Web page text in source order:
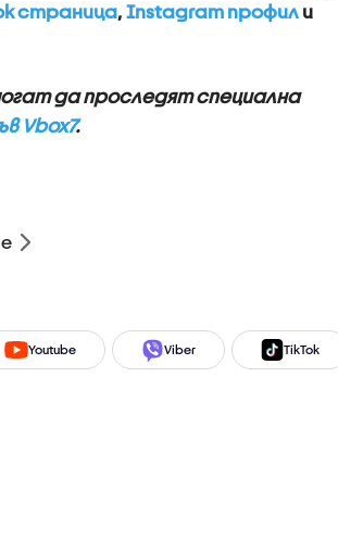
страница, Instagram профили
да проследят специална
Vbox7.
Youtube Viber TikTok